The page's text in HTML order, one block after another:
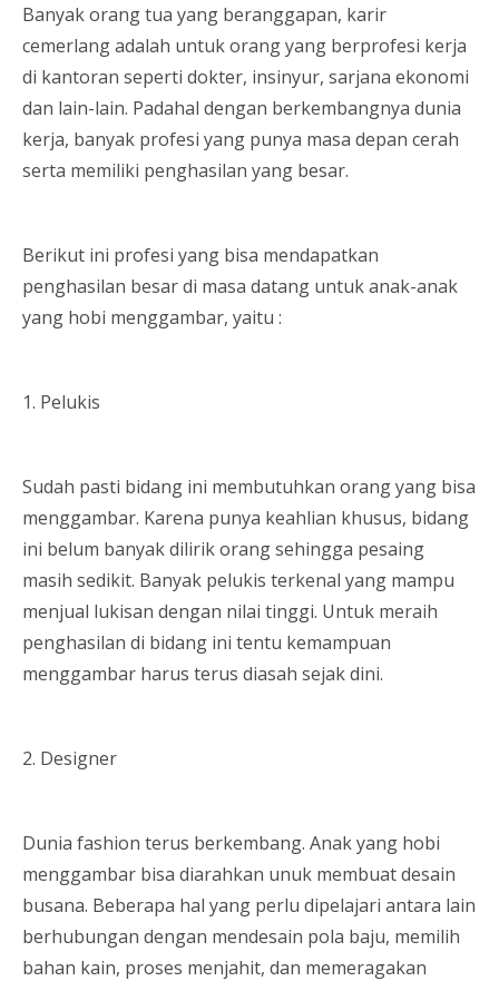
Banyak orang tua yang beranggapan, karir
cemerlang adalah untuk orang yang berprofesi kerja
di kantoran seperti dokter, insinyur, sarjana ekonomi
dan lain-lain. Padahal dengan berkembangnya dunia
kerja, banyak profesi yang punya masa depan cerah
serta memiliki penghasilan yang besar.
Berikut ini profesi yang bisa mendapatkan
penghasilan besar di masa datang untuk anak-anak
yang hobi menggambar, yaitu :
1. Pelukis
Sudah pasti bidang ini membutuhkan orang yang bisa
menggambar. Karena punya keahlian khusus, bidang
ini belum banyak dilirik orang sehingga pesaing
masih sedikit. Banyak pelukis terkenal yang mampu
menjual lukisan dengan nilai tinggi. Untuk meraih
penghasilan di bidang ini tentu kemampuan
menggambar harus terus diasah sejak dini.
2. Designer
Dunia fashion terus berkembang. Anak yang hobi
menggambar bisa diarahkan unuk membuat desain
busana. Beberapa hal yang perlu dipelajari antara lain
berhubungan dengan mendesain pola baju, memilih
bahan kain, proses menjahit, dan memeragakan